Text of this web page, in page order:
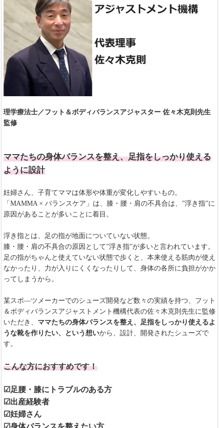
理学療法士／フット＆ボディバランスアジャスター 佐々木克則先生
監修
ママたちの身体バランスを整え、足指をしっかり使える
ように設計
妊婦さん、子育てママは体形や体重が変化しやすいもの。
「MAMMA × バランスケア」は、膝・腰・肩の不具合は、”浮き指”に
原因があることが多いことに着目。
浮き指とは、足の指が地面についていない状態。
膝・腰・肩の不具合の原因として”浮き指”が多いと言われています。
足の指がちゃんと使えていない状態で歩くと、本来使える筋肉が使え
なかったり、力が入りにくくなったりして、身体の各所に負担がかか
ってしまうから。
某スポ―ツメーカーでのシューズ開発など数々の実績を持つ、フット
＆ボディバランスアジャストメント機構代表の佐々木克則先生に監修
いただき、 ママたちの身体バランスを整え、足指をしっかり使えるよ
うな靴を作りたい、という想いから、設計、開発されたシューズで
す。
こんな方におすすめです！
☑足腰・膝にトラブルのある方
☑出産経験者
☑妊婦さん
☑身体バランスを整えたい方